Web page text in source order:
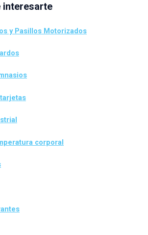
interesarte
y Pasillos Motorizados
corporal